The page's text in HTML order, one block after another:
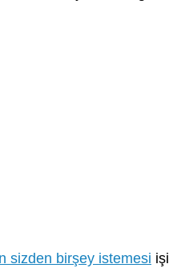
sizden birşey istemesi